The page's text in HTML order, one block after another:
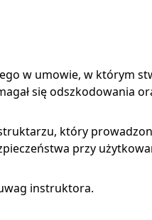
w umowie, w którym
się odszkodowania
który
przy
instruktora.